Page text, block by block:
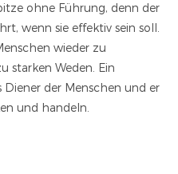
ohne Führung, denn der
wenn sie effektiv sein soll.
wieder zu
starken Weden. Ein
der Menschen und er
und handeln.